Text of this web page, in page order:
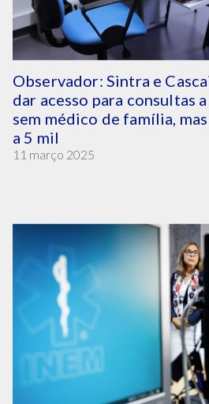
Observador: Sintra e
dar acesso para consultas
sem médico de família,
a 5 mil
11 março 2025